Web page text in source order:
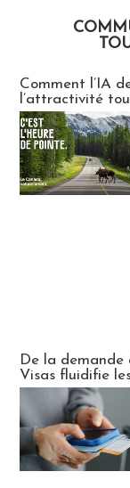
Comment l’IA
l’attractivité
De la demande
Visas fluidifie